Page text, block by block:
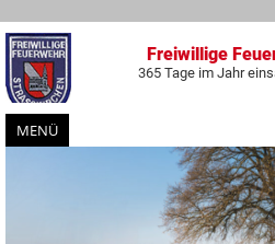
Freiwillige
365 Tage im Jahr
MENÜ